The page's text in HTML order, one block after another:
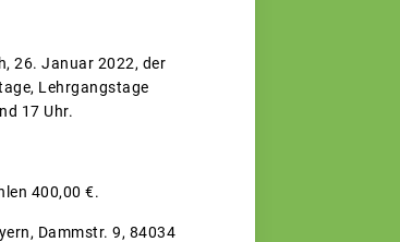
26. Januar 2022, der
Lehrgangstage
17 Uhr.
400,00 €.
Dammstr. 9, 84034